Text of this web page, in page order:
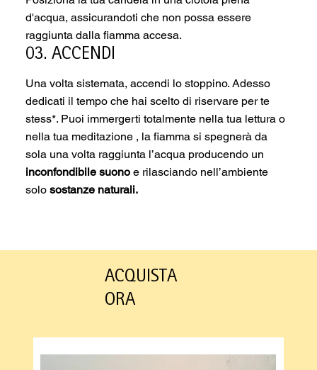
d'acqua, assicurandoti che non possa essere
raggiunta dalla fiamma accesa.
Una volta sistemata, accendi lo stoppino. Adesso
dedicati il tempo che hai scelto di riservare per te
stess*. Puoi immergerti totalmente nella tua lettura o
nella tua meditazione , la fiamma si spegnerà da
sola una volta raggiunta l’acqua producendo un
inconfondibile suonoe rilasciando nell’ambiente
solo sostanze naturali.
03. ACCENDI
ACQUISTA
ORA